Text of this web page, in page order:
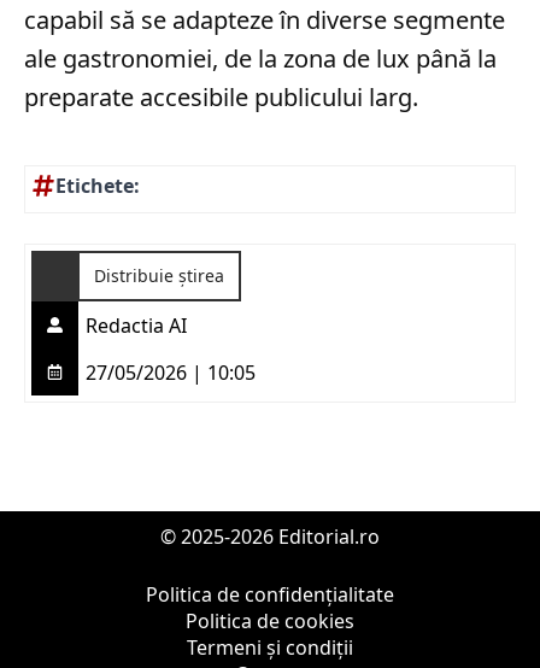
capabil să se adapteze în diverse segmente
ale gastronomiei, de la zona de lux până la
preparate accesibile publicului larg.
Etichete:
Distribuie știrea
Redactia AI
27/05/2026 | 10:05
© 2025-2026 Editorial.ro
Politica de confidențialitate
Politica de cookies
Termeni și condiții